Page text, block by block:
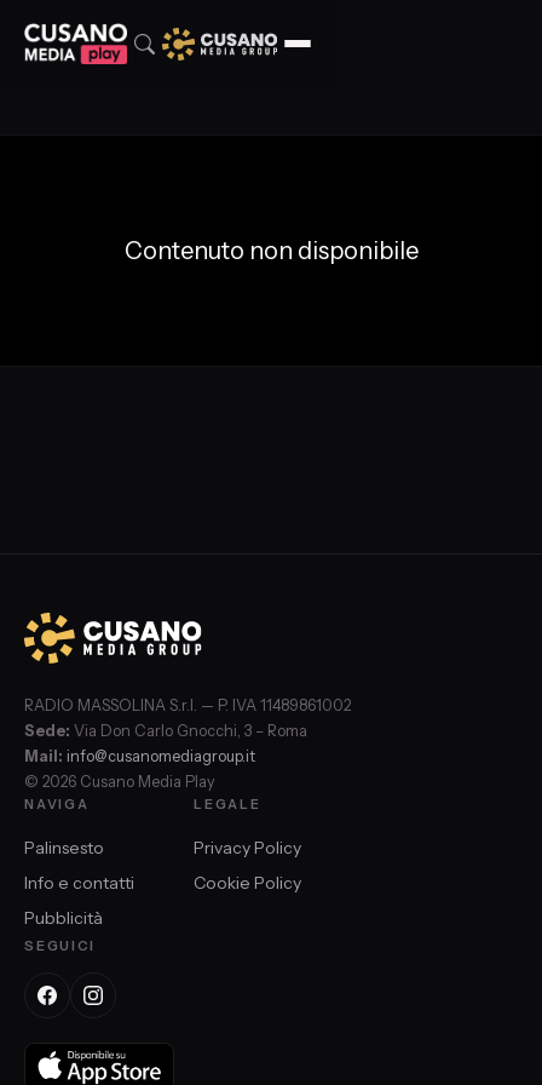
Contenuto non disponibile
RADIO MASSOLINA S.r.l. — P. IVA 11489861002
Sede: Via Don Carlo Gnocchi, 3 – Roma
Mail: info@cusanomediagroup.it
© 2026 Cusano Media Play
NAVIGA
Palinsesto
Info e contatti
Pubblicità
LEGALE
Privacy Policy
Cookie Policy
SEGUICI